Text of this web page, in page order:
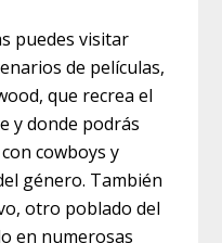
puedes visitar
de películas,
que recrea el
y donde podrás
cowboys y
género. También
otro poblado del
en numerosas